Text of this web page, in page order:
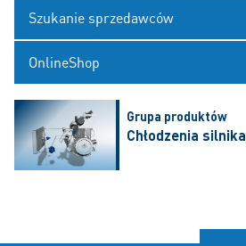
Szukanie sprzedawców
OnlineShop
Grupa produktów
Chłodzenia silnika